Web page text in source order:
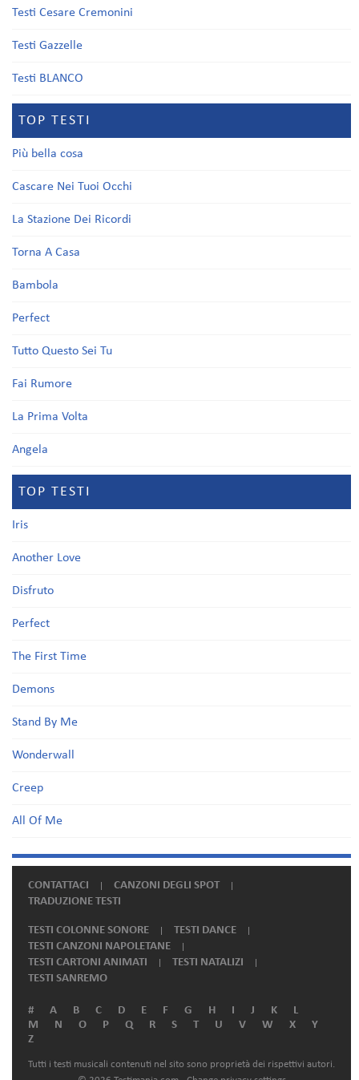
Testi Cesare Cremonini
Testi Gazzelle
Testi BLANCO
TOP TESTI
Più bella cosa
Cascare Nei Tuoi Occhi
La Stazione Dei Ricordi
Torna A Casa
Bambola
Perfect
Tutto Questo Sei Tu
Fai Rumore
La Prima Volta
Angela
TOP TESTI
Iris
Another Love
Disfruto
Perfect
The First Time
Demons
Stand By Me
Wonderwall
Creep
All Of Me
CONTATTACI
CANZONI DEGLI SPOT
TRADUZIONE TESTI
TESTI COLONNE SONORE
TESTI DANCE
TESTI CANZONI NAPOLETANE
TESTI CARTONI ANIMATI
TESTI NATALIZI
TESTI SANREMO
# A B C D E F G H I J K
L
M
N O P Q R S T U V W X
Y
Z
Tutti i testi musicali contenuti nel sito sono proprietà dei rispettivi autori.